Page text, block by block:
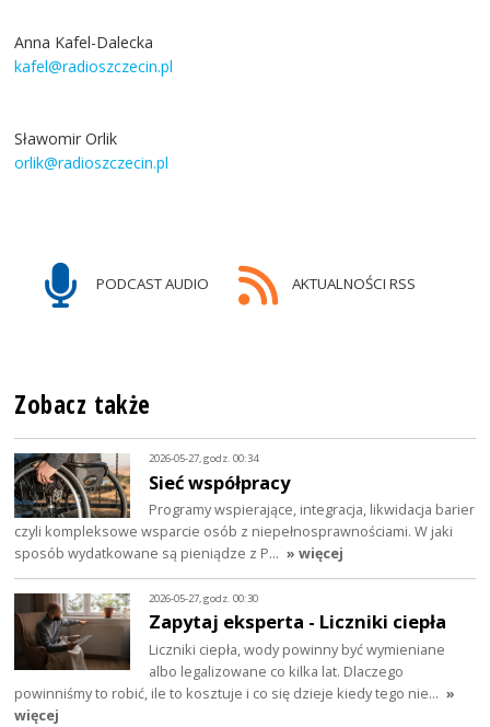
Anna Kafel-Dalecka
kafel@radioszczecin.pl
Sławomir Orlik
orlik@radioszczecin.pl
PODCAST AUDIO AKTUALNOŚCI RSS
Zobacz także
2026-05-27, godz. 00:34
Sieć współpracy
Programy wspierające, integracja, likwidacja barier
czyli kompleksowe wsparcie osób z niepełnosprawnościami. W jaki
sposób wydatkowane są pieniądze z P… » więcej
2026-05-27, godz. 00:30
Zapytaj eksperta - Liczniki ciepła
Liczniki ciepła, wody powinny być wymieniane
albo legalizowane co kilka lat. Dlaczego
powinniśmy to robić, ile to kosztuje i co się dzieje kiedy tego nie… »
więcej